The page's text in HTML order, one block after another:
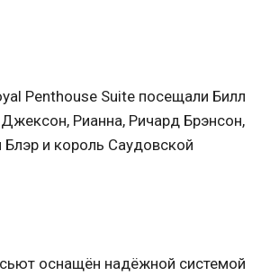
Penthouse Suite посещали Билл
Рианна, Ричард Брэнсон,
Блэр и король Саудовской
оснащён надёжной системой